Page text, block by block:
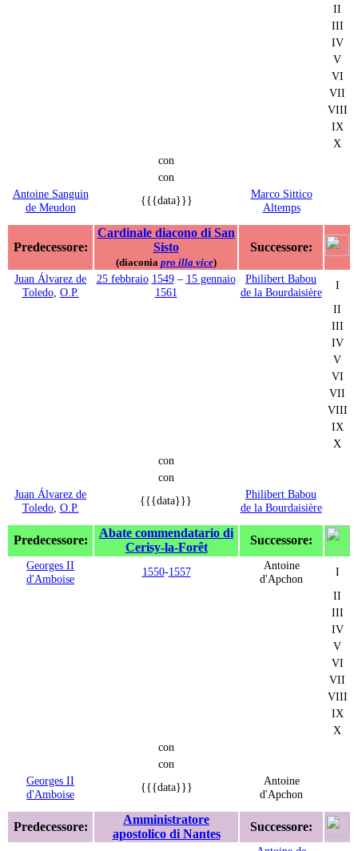
II
III
IV
V
VI
VII
VIII
IX
X
con
con
Antoine Sanguin
de Meudon
{{{data}}}
Marco Sittico
Altemps
Predecessore:
Cardinale diacono di San
Sisto
(diaconia pro illa vice)
Successore:
Juan Álvarez de
Toledo, O.P.
25 febbraio 1549– 15 gennaio
1561
Philibert Babou
de la Bourdaisière
I
II
III
IV
V
VI
VII
VIII
IX
X
con
con
Juan Álvarez de
Toledo, O.P.
{{{data}}}
Philibert Babou
de la Bourdaisière
Predecessore:
Abate commendatario di
Cerisy-la-Forêt
Successore:
Georges II
d'Amboise
1550-1557
Antoine
d'Apchon
I
II
III
IV
V
VI
VII
VIII
IX
X
con
con
Georges II
d'Amboise
{{{data}}}
Antoine
d'Apchon
Predecessore:
Amministratore
apostolico di Nantes
Successore: